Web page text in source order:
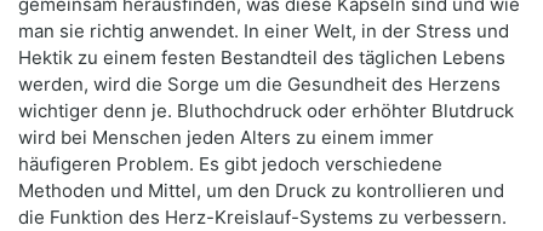
man sie richtig anwendet. In einer Welt, in der Stress und
Hektik zu einem festen Bestandteil des täglichen Lebens
werden, wird die Sorge um die Gesundheit des Herzens
wichtiger denn je. Bluthochdruck oder erhöhter Blutdruck
wird bei Menschen jeden Alters zu einem immer
häufigeren Problem. Es gibt jedoch verschiedene
Methoden und Mittel, um den Druck zu kontrollieren und
die Funktion des Herz-Kreislauf-Systems zu verbessern.